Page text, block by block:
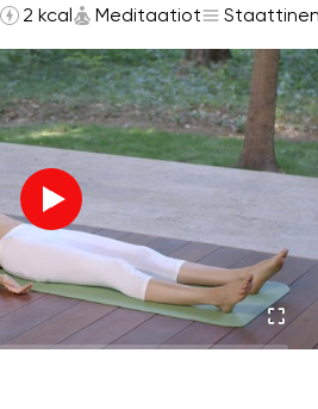
2 kcal Meditaatiot